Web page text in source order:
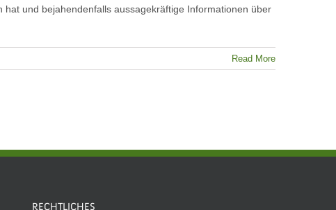
und bejahendenfalls aussagekräftige Informationen über
Read More
RECHTLICHES